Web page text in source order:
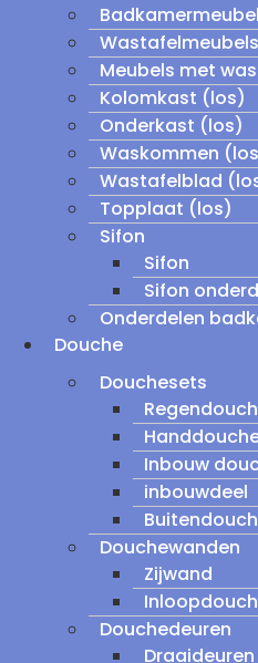
Wastafelmeubels
Meubels met
Kolomkast (los)
Onderkast (los)
Waskommen
Wastafelblad
Topplaat (los)
Sifon
Sifon
Sifon
Onderdelen
Douche
Douchesets
Inbouw
inbouwdeel
Douchewanden
Zijwand
Douchedeuren
Draaideuren